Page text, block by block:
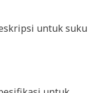
untuk suku